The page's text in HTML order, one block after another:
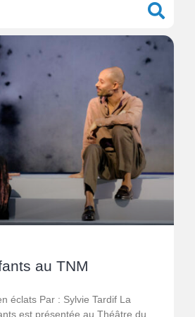
au TNM
éclats Par : Sylvie Tardif La
est présentée au Théâtre du